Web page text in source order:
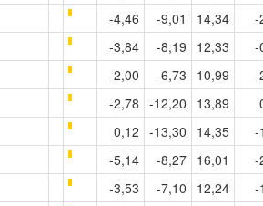
-4,46 -9,01 14,34
-
-3,84 -8,19 12,33
-
-2,00 -6,73 10,99
-
-2,78 -12,20 13,89
0,12 -13,30 14,35
-
-5,14 -8,27 16,01
-
-3,53 -7,10 12,24
-